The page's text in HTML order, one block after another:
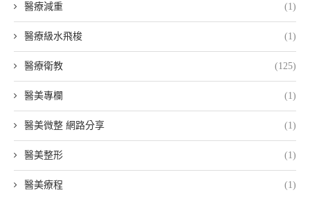
醫療減重 (1)
醫療級水飛梭 (1)
醫療衛教 (125)
醫美專欄 (1)
醫美微整 網路分享 (1)
醫美整形 (1)
醫美療程 (1)